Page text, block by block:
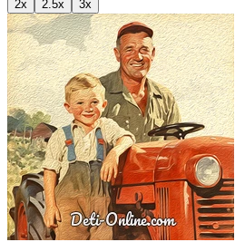
2x
2.5x 3x